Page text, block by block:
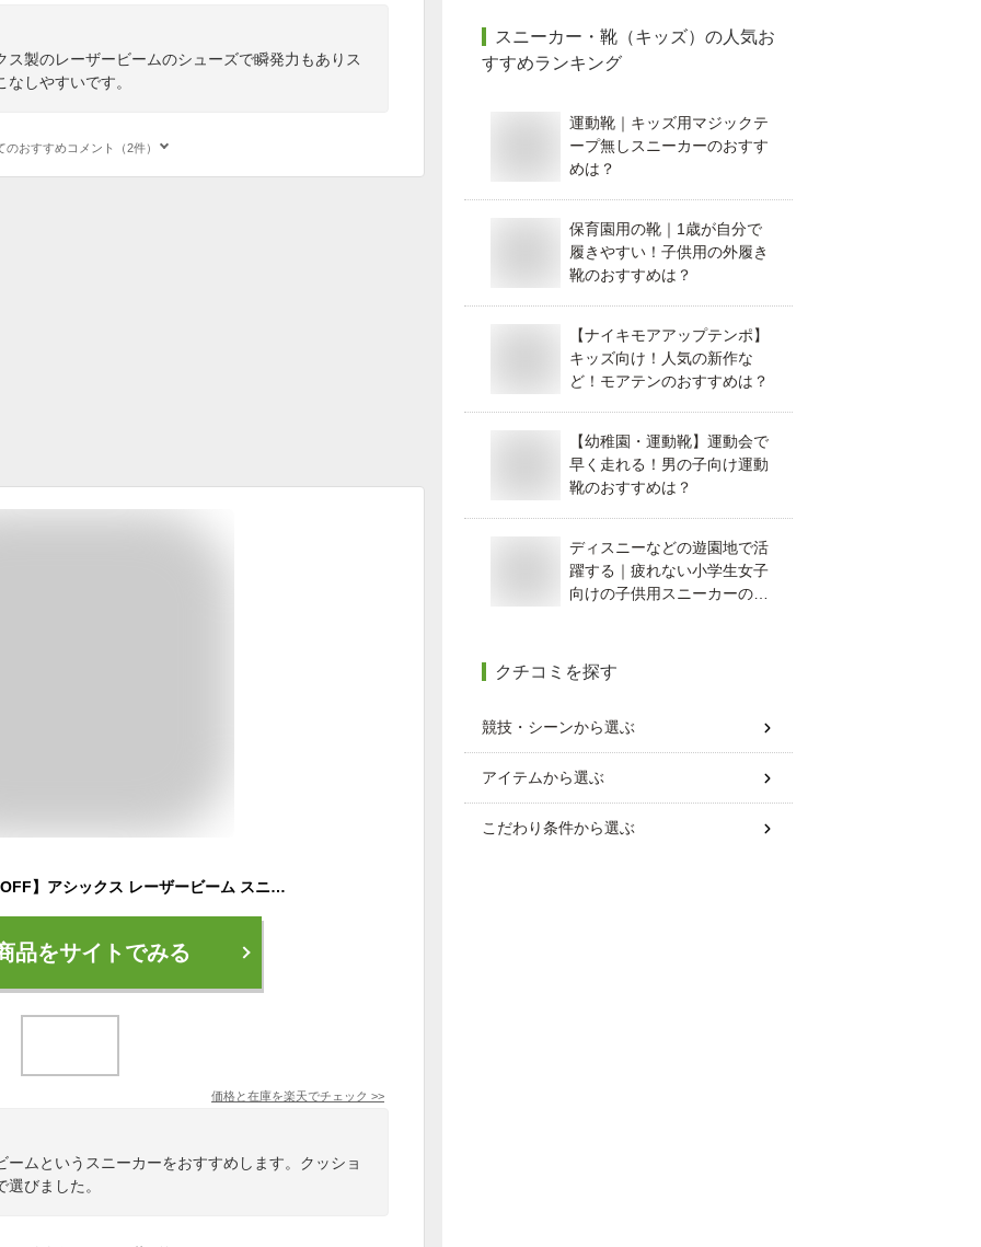
製のレーザービームのシューズで瞬発力もありス
しやすいです。
のおすすめコメント（2件）
【1/9 クーポンで10%OFF】アシックス レーザービーム スニーカー キッズ 走りやすい 歩きやすい 履きやすい 疲れない マジックテープ 軽量 1154A195 RJ-MG-B 1154A215 RJ-MG-G ランニングシューズ 男の子 女の子 小学生 ジュニア 子供 シューズ 靴【2412】
品をサイトでみる
価格と在庫を楽天でチェック >>
ムというスニーカーをおすすめします。クッショ
びました。
スニーカー・靴（キッズ） の人気お
すすめランキング
運動靴｜キッズ用マジックテ
ープ無しスニーカーのおすす
めは？
保育園用の靴｜1歳が自分で
履きやすい！子供用の外履き
靴のおすすめは？
【ナイキモアアップテンポ】
キッズ向け！人気の新作な
ど！モアテンのおすすめは？
【幼稚園・運動靴】運動会で
早く走れる！男の子向け運動
靴のおすすめは？
ディスニーなどの遊園地で活
躍する｜疲れない小学生女子
向けの子供用スニーカーのお
クチコミを探す
競技・シーンから選ぶ
アイテムから選ぶ
こだわり条件から選ぶ